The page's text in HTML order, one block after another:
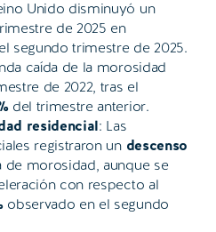
Unido disminuyó un
de 2025 en
segundo trimestre de 2025.
caída de la morosidad
de 2022, tras el
del trimestre anterior.
residencial: Las
registraron un descenso
de morosidad, aunque se
con respecto al
observado en el segundo